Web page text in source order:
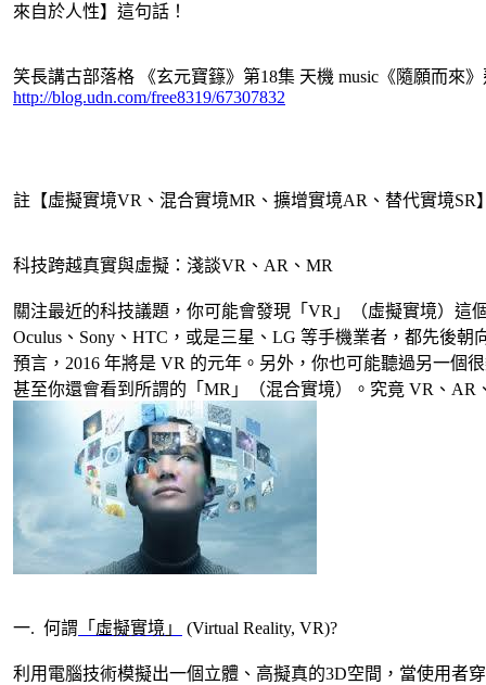
來自於人性】這句話！
笑長講古部落格 《玄元寶籙》第18集 天機 music《隨願而來
http://blog.udn.com/free8319/67307832
註【虛擬實境VR、混合實境MR、擴增實境AR、替代實境SR
科技跨越真實與虛擬：淺談VR、AR、MR
關注最近的科技議題，你可能會發現「VR」（虛擬實境）這
Oculus、Sony、HTC，或是三星、LG 等手機業者，都先後
預言，2016 年將是 VR 的元年。另外，你也可能聽過另一個
甚至你還會看到所謂的「MR」（混合實境）。究竟 VR、AR
一. 何謂 「虛擬實境」 (Virtual Reality, VR)?
利用電腦技術模擬出一個立體、高擬真的3D空間，當使用者